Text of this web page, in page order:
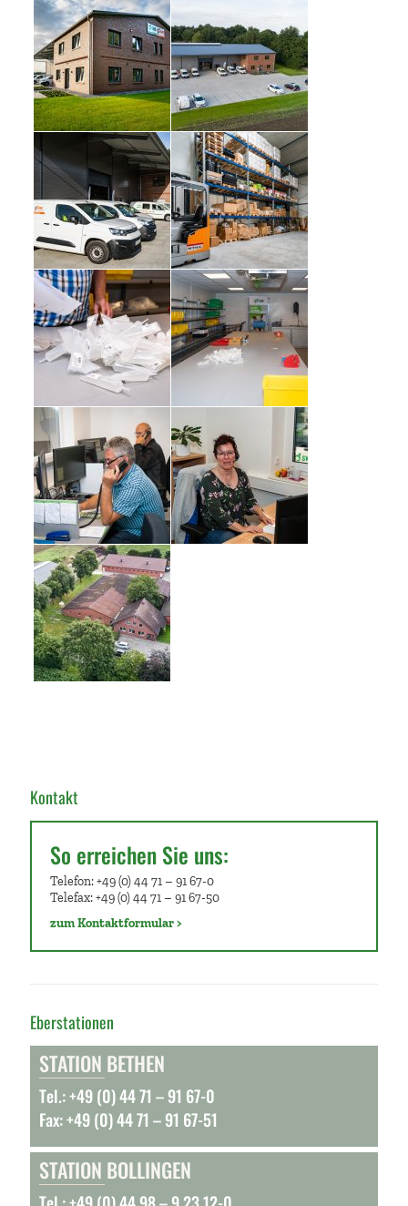
Kontakt
So erreichen Sie uns:
Telefon: +49 (0) 44 71 – 91 67-0
Telefax: +49 (0) 44 71 – 91 67-50
zum Kontaktformular >
Eberstationen
STATION BETHEN
Tel.: +49 (0) 44 71 – 91 67-0
Fax: +49 (0) 44 71 – 91 67-51
STATION BOLLINGEN